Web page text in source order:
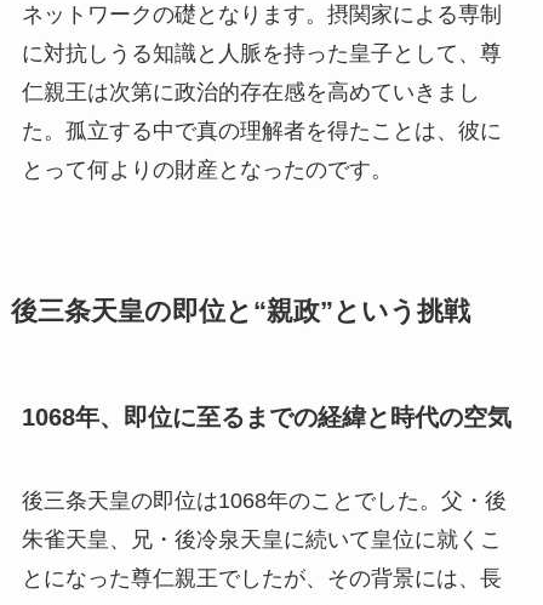
ネットワークの礎となります。摂関家による専制
に対抗しうる知識と人脈を持った皇子として、尊
仁親王は次第に政治的存在感を高めていきまし
た。孤立する中で真の理解者を得たことは、彼に
とって何よりの財産となったのです。
後三条天皇の即位と“親政”という挑戦
1068年、即位に至るまでの経緯と時代の空気
後三条天皇の即位は1068年のことでした。父・後
朱雀天皇、兄・後冷泉天皇に続いて皇位に就くこ
とになった尊仁親王でしたが、その背景には、長